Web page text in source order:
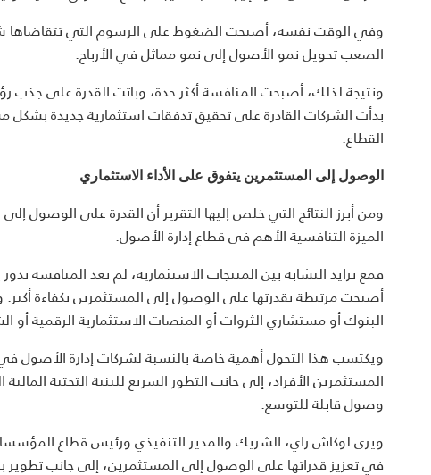
وفي الوقت نفسه، أصبحت الضغوط على الرسوم التي تتقاضاها
الصعب تحويل نمو الأصول إلى نمو مماثل في الأرباح.
ونتيجة لذلك، أصبحت المنافسة أكثر حدة، وباتت القدرة على جذب
بدأت الشركات القادرة على تحقيق تدفقات استثمارية جديدة
القطاع.
الوصول إلى المستثمرين يتفوق على الأداء الاستثماري
ومن أبرز النتائج التي خلص إليها التقرير أن القدرة على الوصول
الميزة التنافسية الأهم في قطاع إدارة الأصول.
فمع تزايد التشابه بين المنتجات الاستثمارية، لم تعد المنافسة
أصبحت مرتبطة بقدرتها على الوصول إلى المستثمرين بكفاءة
البنوك أو مستشاري الثروات أو المنصات الاستثمارية الرقمية
ويكتسب هذا التحول أهمية خاصة بالنسبة لشركات إدارة
المستثمرين الأفراد، إلى جانب التطور السريع للبنية التحتية
وصول قابلة للتوسع.
في تعزيز قدراتها على الوصول إلى المستثمرين، إلى جانب تطوير